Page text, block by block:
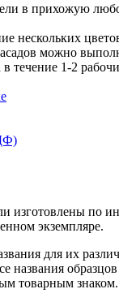
в прихожую
нескольких
можно
в течение 1-2
изготовлены по
экземпляре.
для их
названия
товарным знаком.